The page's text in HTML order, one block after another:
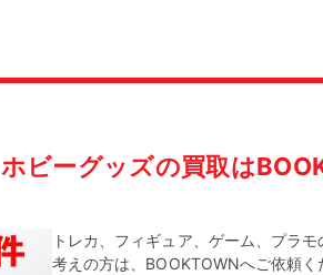
ホビーグッズの買取は
トレカ、フィギュア、ゲーム、プラ
考えの方は、BOOKTOWNへご依頼く